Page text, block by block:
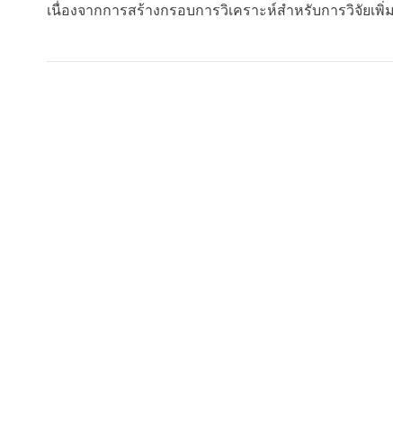
เนื่องจากการสร้างกรอบการวิเคราะห์สำหรับการวิจัยเ